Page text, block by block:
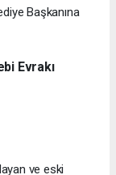
Başkanına
Evrakı
ve eski